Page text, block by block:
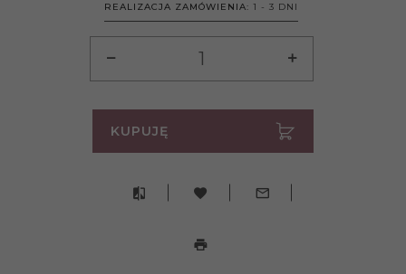
REALIZACJA ZAMÓWIENIA:1 - 3 DNI
KUPUJĘ